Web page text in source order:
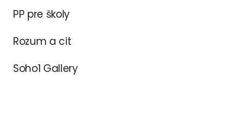
PP pre školy
Rozum a cit
Soho1 Gallery